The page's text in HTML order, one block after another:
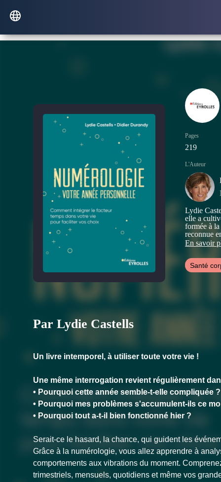
Pages
219
L'Auteur
Lydie
elle a
formée à
reconnue
Elle a co-
permettre
harmonie
a
séance de
En savoir
Santé
Par Lydie Castells
Un livre intemporel, à utiliser toute votre vie !
Une même interrogation revient régulièrement
• Pourquoi cette année semble-t-elle compliquée ?
• Pourquoi mes problèmes s'accumulent-ils ce
• Pourquoi tout a-t-il bien fonctionné hier ?
Serait-ce le hasard, la chance, qui guident les
Grâce à la numérologie, vous allez apprendre à
comportements aux vibrations du moment.
trimestriels, mensuels, quotidiens et même vos